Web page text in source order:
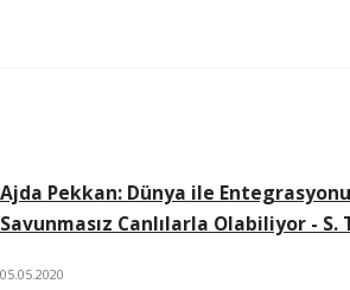
Ajda Pekkan: Dünya ile
Savunmasız Canlılarla Olabiliyor -
05.05.2020